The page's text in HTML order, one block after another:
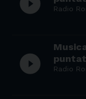
Radio
play_circle_filled Radio